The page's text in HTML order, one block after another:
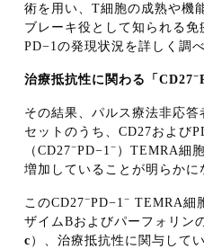
術を用い、T細胞の成熟や機
ブレーキ役として知られる
PD−1の発現状況を詳しく調べ
治療抵抗性に関わる「CD27−
その結果、パルス療法非応
セットのうち、CD27および
（CD27−PD−1 − ）TEMRA細
増加していることが明らかに
このCD27−PD−1 − TEMRA細
ザイムBおよびパーフォリン
c ）、治療抵抗性に関与して